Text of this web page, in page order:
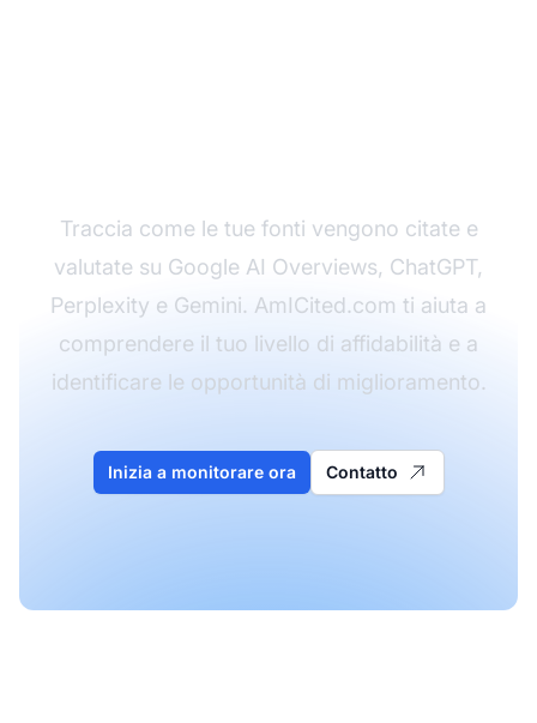
Traccia come le tue fonti vengono citate e
valutate su Google AI Overviews, ChatGPT,
Perplexity e Gemini. AmICited.com ti aiuta a
comprendere il tuo livello di affidabilità e a
identificare le opportunità di miglioramento.
Inizia a monitorare ora Contatto